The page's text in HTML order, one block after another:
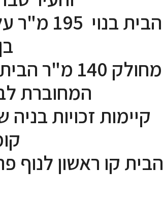
בן 20
המחוברת לבית, ו-
הבית קו ראשון לנוף